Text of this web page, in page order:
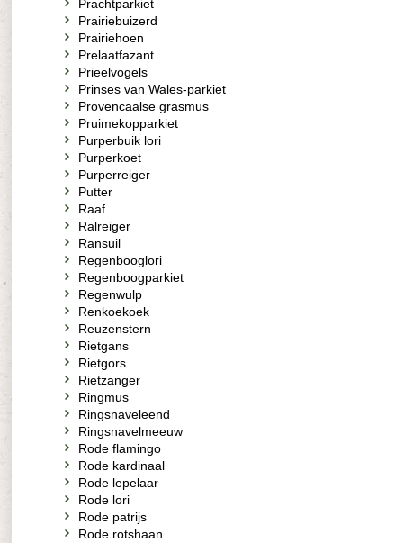
Prachtparkiet
Prairiebuizerd
Prairiehoen
Prelaatfazant
Prieelvogels
Prinses van Wales-parkiet
Provencaalse grasmus
Pruimekopparkiet
Purperbuik lori
Purperkoet
Purperreiger
Putter
Raaf
Ralreiger
Ransuil
Regenbooglori
Regenboogparkiet
Regenwulp
Renkoekoek
Reuzenstern
Rietgans
Rietgors
Rietzanger
Ringmus
Ringsnaveleend
Ringsnavelmeeuw
Rode flamingo
Rode kardinaal
Rode lepelaar
Rode lori
Rode patrijs
Rode rotshaan